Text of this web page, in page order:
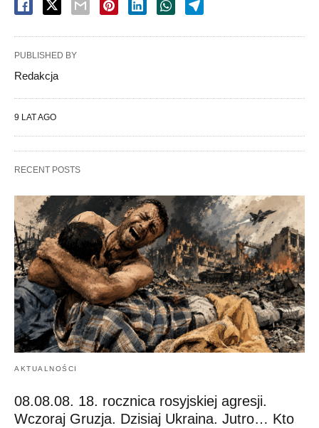
PUBLISHED BY
Redakcja
9 LAT AGO
RECENT POSTS
AKTUALNOŚCI
08.08.08. 18. rocznica rosyjskiej agresji.
Wczoraj Gruzja. Dzisiaj Ukraina. Jutro… Kto